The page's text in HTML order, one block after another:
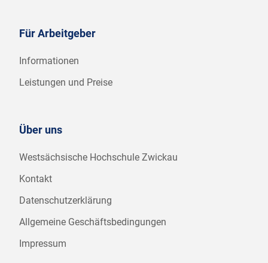
Für Arbeitgeber
Informationen
Leistungen und Preise
Über uns
Westsächsische Hochschule Zwickau
Kontakt
Datenschutzerklärung
Allgemeine Geschäftsbedingungen
Impressum